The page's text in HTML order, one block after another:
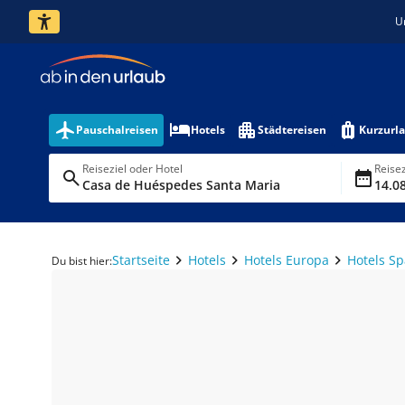
Pauschalreisen Hotels Städtereisen
Reiseziel oder Hotel
Casa de Huéspedes Santa Maria
Du bist hier:Startseite Hotels Hotels Europa Hotels